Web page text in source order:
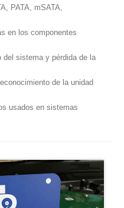
PATA, mSATA,
en los componentes
del sistema y pérdida de la
de la unidad
usados en sistemas